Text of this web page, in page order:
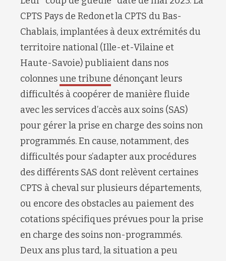
CPTS Pays de Redonetla CPTS du Bas-
Chablais, implantées à deux extrémités du
territoire national (Ille-et-Vilaine et
Haute-Savoie) publiaient dans nos
colonnesune tribune dénonçant leurs
difficultés à coopérer de manière fluide
avec les services d’accès aux soins (SAS)
pour gérer la prise en charge des soins non
programmés.En cause, notamment, des
difficultéspour s’adapter aux procédures
des différents SAS dont relèvent certaines
CPTS à cheval sur plusieurs départements,
ou encore des obstacles au paiement des
cotations spécifiquesprévuespour la prise
en charge des soins non-programmés.
Deux ans plus tard,la situation a peu